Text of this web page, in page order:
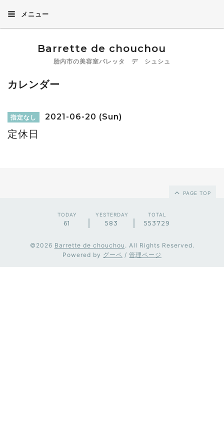
メニュー
Barrette de chouchou
胎内市の美容室バレッタ デ シュシュ
カレンダー
指定なし 2021-06-20 (Sun)
定休日
PAGE TOP
TODAY
61
YESTERDAY
583
TOTAL
553729
©2026 Barrette de chouchou . All Rights Reserved.
Powered by グーペ / 管理ページ